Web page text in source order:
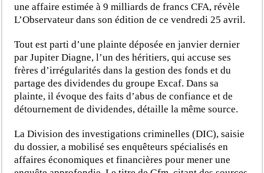
une affaire estimée à 9 milliards de francs CFA, révèle
L’Observateur dans son édition de ce vendredi 25 avril.
Tout est parti d’une plainte déposée en janvier dernier
par Jupiter Diagne, l’un des héritiers, qui accuse ses
frères d’irrégularités dans la gestion des fonds et du
partage des dividendes du groupe Excaf. Dans sa
plainte, il évoque des faits d’abus de confiance et de
détournement de dividendes, détaille la même source.
La Division des investigations criminelles (DIC), saisie
du dossier, a mobilisé ses enquêteurs spécialisés en
affaires économiques et financières pour mener une